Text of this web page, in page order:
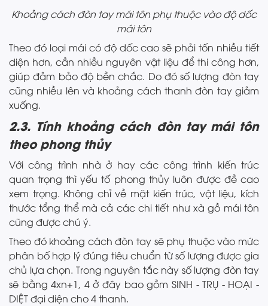
Khoảng cách đòn tay mái tôn phụ thuộc vào độ dốc
mái tôn
Theo đó loại mái có độ dốc cao sẽ phải tốn nhiều tiết
diện hơn, cần nhiều nguyên vật liệu để thi công hơn,
giúp đảm bảo độ bền chắc. Do đó số lượng đòn tay
cũng nhiều lên và khoảng cách thanh đòn tay giảm
xuống.
2.3. Tính khoảng cách đòn tay mái tôn
theo phong thủy
Với công trình nhà ở hay các công trình kiến trúc
quan trọng thì yếu tố phong thủy luôn được đề cao
xem trọng. Không chỉ về mặt kiến trúc, vật liệu, kích
thước tổng thể mà cả các chi tiết như xà gồ mái tôn
cũng được chú ý.
Theo đó khoảng cách đòn tay sẽ phụ thuộc vào mức
phân bố hợp lý đúng tiêu chuẩn từ số lượng được gia
chủ lựa chọn. Trong nguyên tắc này số lượng đòn tay
sẽ bằng 4xn+1, 4 ở đây bao gồm SINH - TRỤ - HOẠI -
DIỆT đại diện cho 4 thanh.